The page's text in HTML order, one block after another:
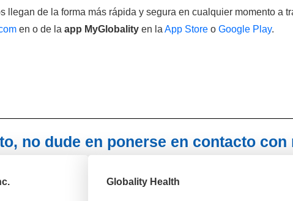
llegan de la forma más rápida y segura en cualquier momento a
en o de la app MyGlobality en la App Store o Google Play.
no dude en ponerse en contacto
Globality Health